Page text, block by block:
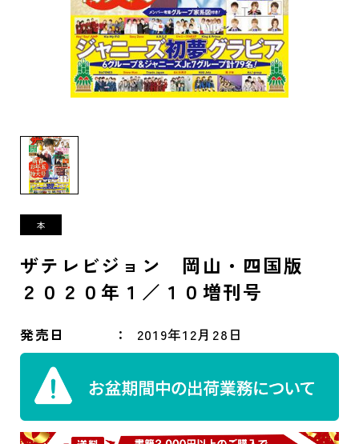
ザテレビジョン 岡山・四国版
２０２０年１／１０増刊号
発売日 2019年12月28日